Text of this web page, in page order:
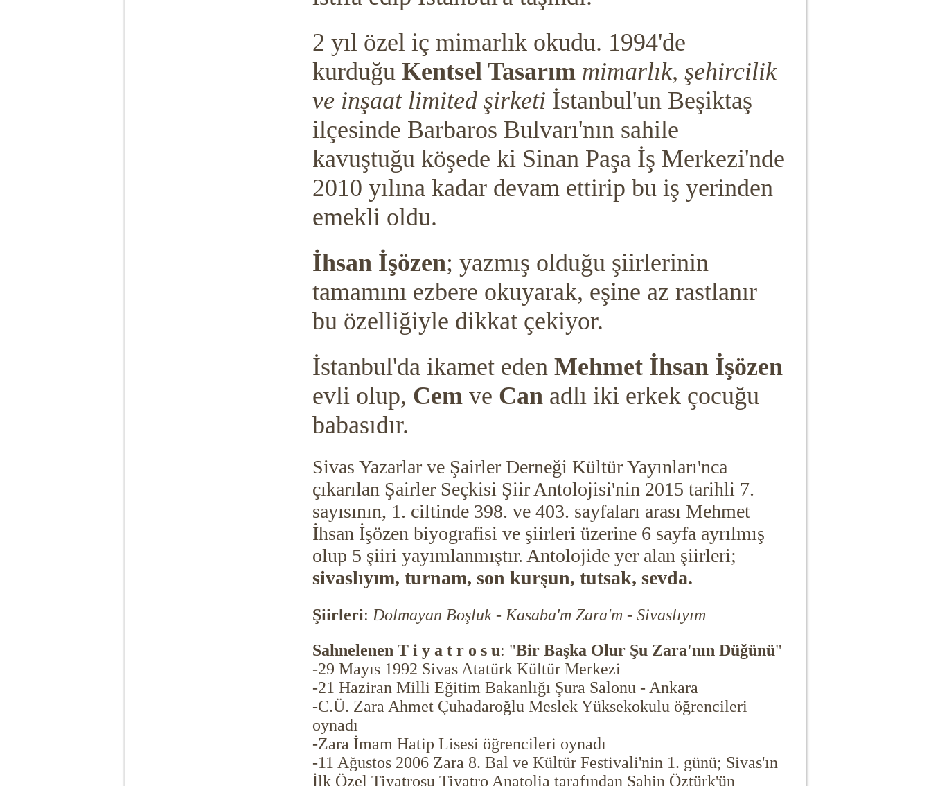
2 yıl özel iç mimarlık okudu. 1994'de
kurduğu Kentsel Tasarım mimarlık, şehircilik
ve inşaat limited şirketi İstanbul'un Beşiktaş
ilçesinde Barbaros Bulvarı'nın sahile
kavuştuğu köşede ki Sinan Paşa İş Merkezi'nde
2010 yılına kadar devam ettirip bu iş yerinden
emekli oldu.
İhsan İşözen; yazmış olduğu şiirlerinin
tamamını ezbere okuyarak, eşine az rastlanır
bu özelliğiyle dikkat çekiyor.
İstanbul'da ikamet eden Mehmet İhsan İşözen
evli olup, Cem ve Canadlı iki erkek çocuğu
babasıdır.
Sivas Yazarlar ve Şairler Derneği Kültür Yayınları'nca
çıkarılan Şairler Seçkisi Şiir Antolojisi'nin 2015 tarihli 7.
sayısının, 1. ciltinde 398. ve 403. sayfaları arası Mehmet
İhsan İşözen biyografisi ve şiirleri üzerine 6 sayfa ayrılmış
olup 5 şiiri yayımlanmıştır. Antolojide yer alan şiirleri;
sivaslıyım, turnam, son kurşun, tutsak, sevda.
Şiirleri: Dolmayan Boşluk - Kasaba'm Zara'm - Sivaslıyım
Sahnelenen T i y a t r o s u: "Bir Başka Olur Şu Zara'nın Düğünü"
-29 Mayıs 1992 Sivas Atatürk Kültür Merkezi
-21 Haziran Milli Eğitim Bakanlığı Şura Salonu - Ankara
-C.Ü. Zara Ahmet Çuhadaroğlu Meslek Yüksekokulu öğrencileri
oynadı
-Zara İmam Hatip Lisesi öğrencileri oynadı
-11 Ağustos 2006 Zara 8. Bal ve Kültür Festivali'nin 1. günü; Sivas'ın
İlk Özel Tiyatrosu Tiyatro Anatolia tarafından Şahin Öztürk'ün